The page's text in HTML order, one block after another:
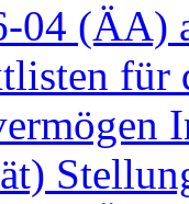
04 (ÄA)
für